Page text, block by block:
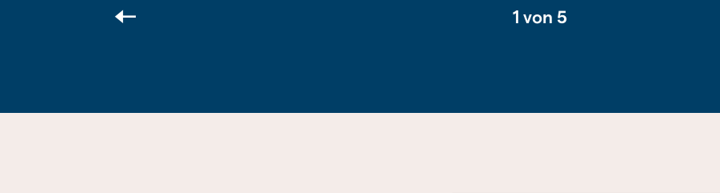
1 von 5